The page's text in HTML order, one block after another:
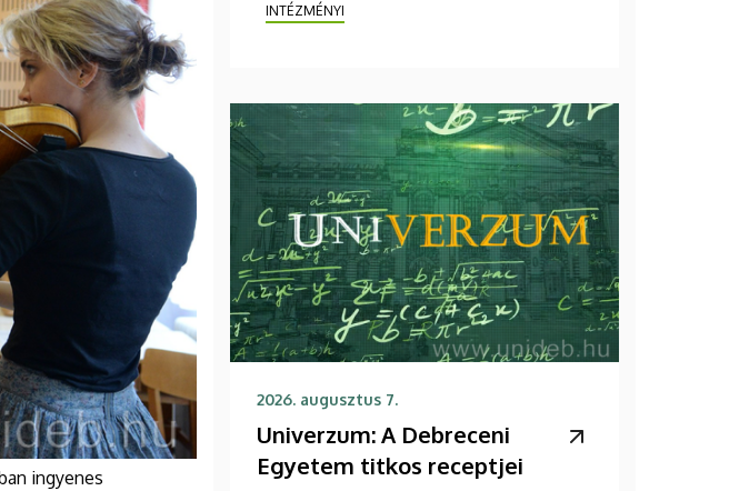
ingyenes
INTÉZMÉNYI
2026. augusztus 7.
Univerzum: A Debreceni
Egyetem titkos receptjei